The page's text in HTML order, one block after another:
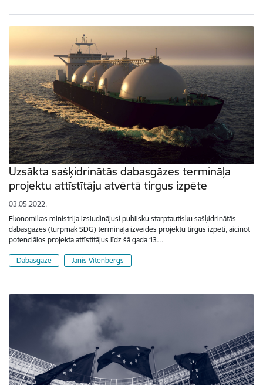
Uzsākta sašķidrinātās dabasgāzes termināļa
projektu attīstītāju atvērtā tirgus izpēte
03.05.2022.
Ekonomikas ministrija izsludinājusi publisku starptautisku sašķidrinātās
dabasgāzes (turpmāk SDG) termināļa izveides projektu tirgus izpēti, aicinot
potenciālos projekta attīstītājus līdz šā gada 13…
Dabasgāze Jānis Vitenbergs